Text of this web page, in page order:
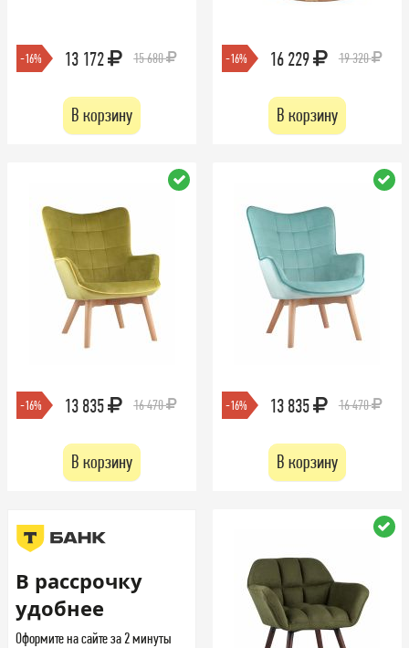
-16% 13 172 15 680
В корзину
-16% 16 229 19 320
В корзину
-16% 13 835 16 470
В корзину
-16% 13 835 16 470
В корзину
В рассрочку
удобнее
Оформите на сайте за 2 минуты